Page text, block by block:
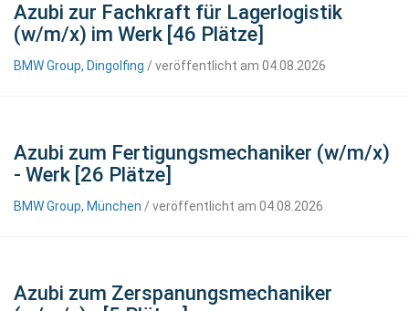
Azubi zur Fachkraft für Lagerlogistik
(w/m/x) im Werk [46 Plätze]
BMW Group, Dingolfing / veröffentlicht am 04.08.2026
Azubi zum Fertigungsmechaniker (w/m/x)
- Werk [26 Plätze]
BMW Group, München / veröffentlicht am 04.08.2026
Azubi zum Zerspanungsmechaniker